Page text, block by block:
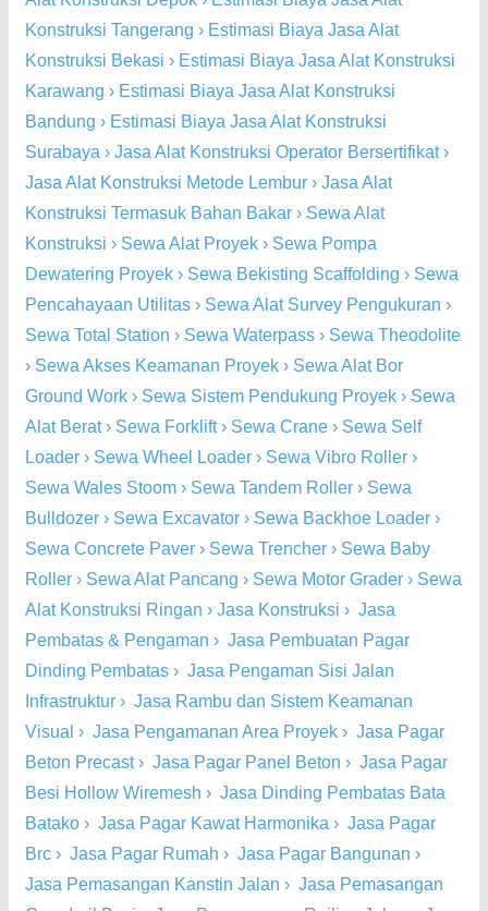
Konstruksi Tangerang › Estimasi Biaya Jasa Alat
Konstruksi Bekasi › Estimasi Biaya Jasa Alat Konstruksi
Karawang › Estimasi Biaya Jasa Alat Konstruksi
Bandung › Estimasi Biaya Jasa Alat Konstruksi
Surabaya › Jasa Alat Konstruksi Operator Bersertifikat›
Jasa Alat Konstruksi Metode Lembur › Jasa Alat
Konstruksi Termasuk Bahan Bakar › Sewa Alat
Konstruksi › Sewa Alat Proyek › Sewa Pompa
Dewatering Proyek › Sewa Bekisting Scaffolding › Sewa
Pencahayaan Utilitas › Sewa Alat Survey Pengukuran ›
Sewa Total Station › Sewa Waterpass › Sewa Theodolite
› Sewa Akses Keamanan Proyek › Sewa Alat Bor
Ground Work › Sewa Sistem Pendukung Proyek › Sewa
Alat Berat› Sewa Forklift› Sewa Crane › Sewa Self
Loader › Sewa Wheel Loader › Sewa Vibro Roller ›
Sewa Wales Stoom › Sewa Tandem Roller › Sewa
Bulldozer › Sewa Excavator › Sewa Backhoe Loader ›
Sewa Concrete Paver › Sewa Trencher › Sewa Baby
Roller › Sewa Alat Pancang › Sewa Motor Grader › Sewa
Alat Konstruksi Ringan › Jasa Konstruksi › Jasa
Pembatas & Pengaman › Jasa Pembuatan Pagar
Dinding Pembatas › Jasa Pengaman Sisi Jalan
Infrastruktur › Jasa Rambu dan Sistem Keamanan
Visual › Jasa Pengamanan Area Proyek › Jasa Pagar
Beton Precast› Jasa Pagar Panel Beton › Jasa Pagar
Besi Hollow Wiremesh › Jasa Dinding Pembatas Bata
Batako › Jasa Pagar Kawat Harmonika › Jasa Pagar
Brc › Jasa Pagar Rumah › Jasa Pagar Bangunan ›
Jasa Pemasangan Kanstin Jalan › Jasa Pemasangan